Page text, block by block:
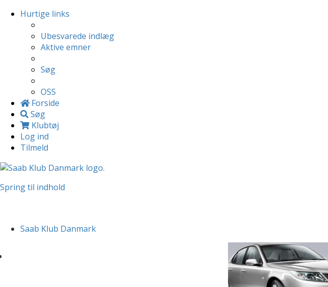
Hurtige links
Ubesvarede indlæg
Aktive emner
Søg
OSS
Forside
Søg
Klubtøj
Log ind
Tilmeld
Spring til indhold
Saab Klub Danmark